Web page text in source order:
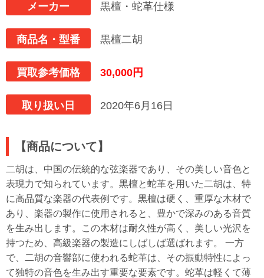
メーカー 黒檀・蛇革仕様
商品名・型番 黒檀二胡
買取参考価格 30,000円
取り扱い日 2020年6月16日
【商品について】
二胡は、中国の伝統的な弦楽器であり、その美しい音色と
表現力で知られています。黒檀と蛇革を用いた二胡は、特
に高品質な楽器の代表例です。黒檀は硬く、重厚な木材で
あり、楽器の製作に使用されると、豊かで深みのある音質
を生み出します。この木材は耐久性が高く、美しい光沢を
持つため、高級楽器の製造にしばしば選ばれます。 一方
で、二胡の音響部に使われる蛇革は、その振動特性によっ
て独特の音色を生み出す重要な要素です。蛇革は軽くて薄